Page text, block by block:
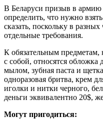
В Беларуси призыв в армию
определить, что нужно
сказать, поскольку в
отдельные требования.
К обязательным
с собой, относятся
мылом, зубная паста и
одноразовая бритва, крем
иголки и нитки черного,
деньги эквивалентно 20$,
Могут пригодиться: